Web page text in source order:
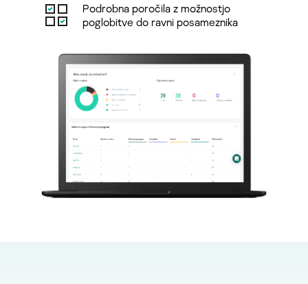
Podrobna poročila z možnostjo
poglobitve do ravni posameznika